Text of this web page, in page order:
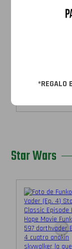
*REGALO
Agregar
Star Wars